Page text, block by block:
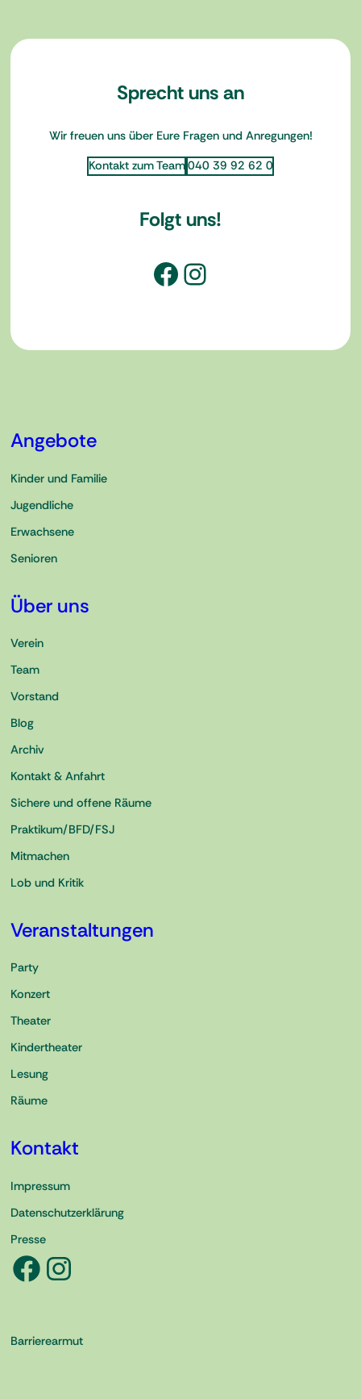
Sprecht uns an
Wir freuen uns über Eure Fragen und Anregungen!
Kontakt zum Team 040 39 92 62 0
Folgt uns!
Facebook
Instagram
Angebote
Kinder und Familie
Jugendliche
Erwachsene
Senioren
Über uns
Verein
Team
Vorstand
Blog
Archiv
Kontakt & Anfahrt
Sichere und offene Räume
Praktikum/BFD/FSJ
Mitmachen
Lob und Kritik
Veranstaltungen
Party
Konzert
Theater
Kindertheater
Lesung
Räume
Kontakt
Impressum
Datenschutzerklärung
Presse
Facebook Instagram
Barrierearmut